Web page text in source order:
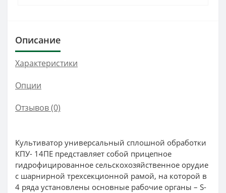
Описание
Характеристики
Опции
Отзывов (0)
Культиватор универсальный сплошной обработки
КПУ- 14ПЕ представляет собой прицепное
гидрофицированное сельскохозяйственное орудие
с шарнирной трехсекционной рамой, на которой в
4 ряда установлены основные рабочие органы – S-